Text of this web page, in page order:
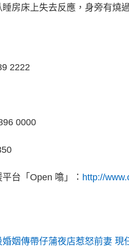
房床上失去反應，身旁有燒
2222
0000
台「Open 噏」： http://
姻傳帶仔蒲夜店惹怒前妻 現